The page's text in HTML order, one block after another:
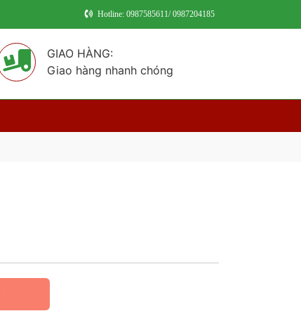
Hotline: 0987585611/ 0987204185
GIAO HÀNG:
Giao hàng nhanh chóng